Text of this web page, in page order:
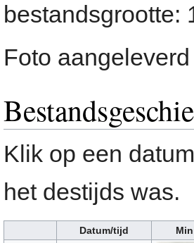
bestandsgrootte:
Foto
Klik op een
het destijds was.
Datum/tijd